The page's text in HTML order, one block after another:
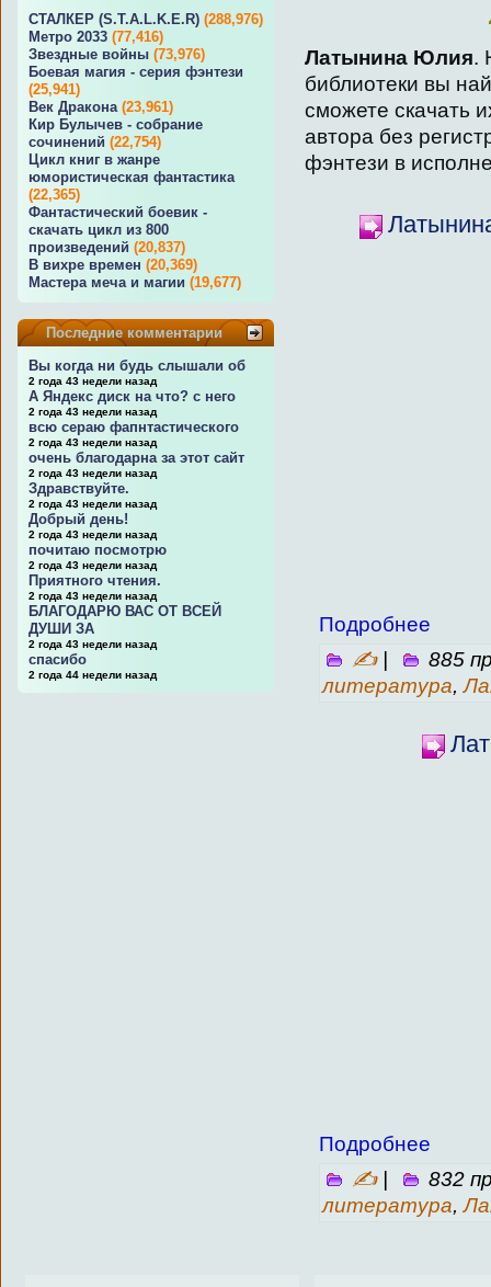
СТАЛКЕР (S.T.A.L.K.E.R) (288,976)
Метро 2033 (77,416)
Звездные войны (73,976)
Боевая магия - серия фэнтези
(25,941)
Век Дракона (23,961)
Кир Булычев - собрание
сочинений (22,754)
Цикл книг в жанре
юмористическая фантастика
(22,365)
Фантастический боевик -
скачать цикл из 800
произведений (20,837)
В вихре времен (20,369)
Мастера меча и магии (19,677)
Последние комментарии
Вы когда ни будь слышали об
2 года 43 недели назад
А Яндекс диск на что? с него
2 года 43 недели назад
всю сераю фапнтастического
2 года 43 недели назад
очень благодарна за этот сайт
2 года 43 недели назад
Здравствуйте.
2 года 43 недели назад
Добрый день!
2 года 43 недели назад
почитаю посмотрю
2 года 43 недели назад
Приятного чтения.
2 года 43 недели назад
БЛАГОДАРЮ ВАС ОТ ВСЕЙ
ДУШИ ЗА
2 года 43 недели назад
спасибо
2 года 44 недели назад
Латынина Юлия.
библиотеки вы
сможете скачать
автора без
фэнтези в
Подробнее
✍|
885
литература,
Подробнее
✍|
832
литература,